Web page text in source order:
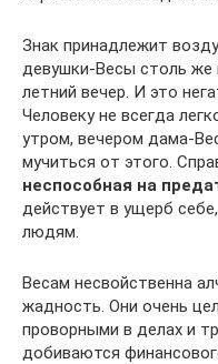
Знак принадлежит
девушки-Весы столь же
летний вечер. И это
Человеку не всегда
утром, вечером дама-
мучиться от этого.
неспособная на
действует в ущерб
людям.
Весам несвойственна
жадность. Они очень
проворными в делах и
добиваются